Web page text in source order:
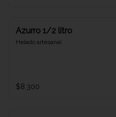
Azurro 1/2 litro
Helado artesanal
$8.300